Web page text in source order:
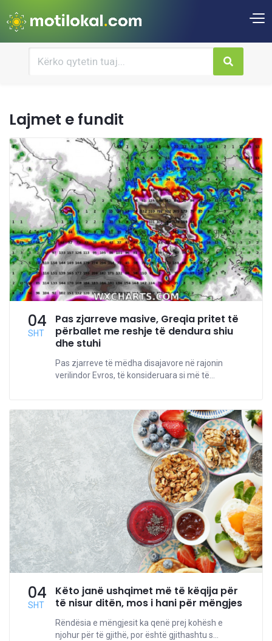
Lajmet e fundit
04
SHT
Pas zjarreve masive, Greqia pritet të
përballet me reshje të dendura shiu
dhe stuhi
Pas zjarreve të mëdha disajavore në rajonin
verilindor Evros, të konsideruara si më të...
04
SHT
Këto janë ushqimet më të këqija për
të nisur ditën, mos i hani për mëngjes
Rëndësia e mëngjesit ka qenë prej kohësh e
njohur për të gjithë, por është gjithashtu s...